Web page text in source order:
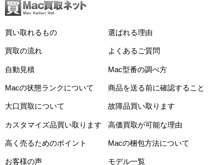
買い取れるもの 選ばれる理由
買取の流れ よくあるご質問
自動見積 Mac型番の調べ方
Macの状態ランクについて 商品を送る前に確認すること
大口買取について 故障品買い取ります
カスタマイズ品買い取ります 高価買取が可能な理由
高く売るためのポイント Macの梱包方法について
お客様の声 モデル一覧